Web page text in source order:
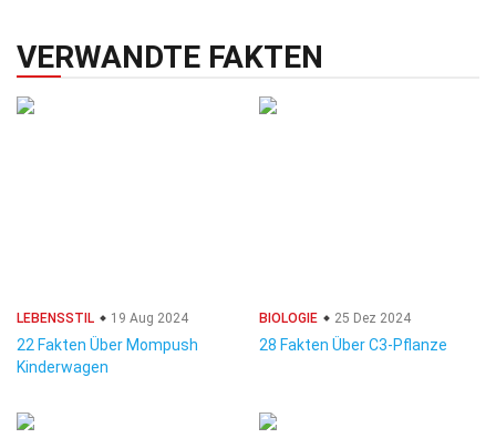
VERWANDTE FAKTEN
LEBENSSTIL 19 Aug 2024
22 Fakten Über Mompush
Kinderwagen
BIOLOGIE 25 Dez 2024
28 Fakten Über C3-Pflanze